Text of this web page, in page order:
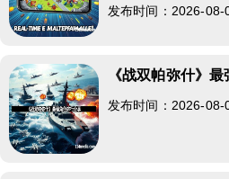
发布时间：2026-
《战双帕弥什》
发布时间：2026-